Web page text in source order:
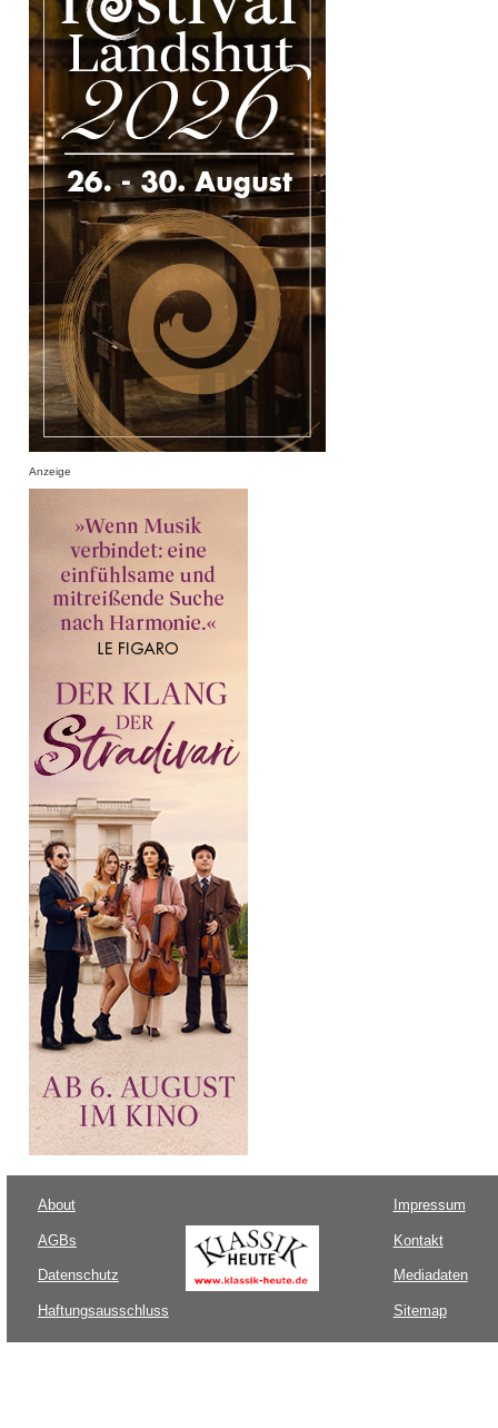
Anzeige
About
AGBs
Datenschutz
Haftungsausschluss
Impressum
Kontakt
Mediadaten
Sitemap